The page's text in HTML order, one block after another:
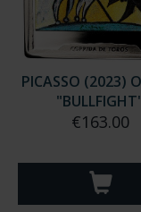
PICASSO (2023)
€163.00